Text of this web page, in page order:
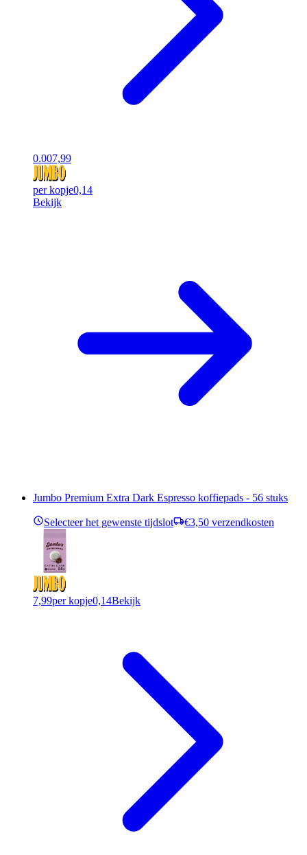
0.007,99
per kopje0,14
Bekijk
Jumbo Premium Extra Dark Espresso koffiepads - 56 stuks
Selecteer het gewenste tijdslot €3,50 verzendkosten
7,99per kopje0,14Bekijk